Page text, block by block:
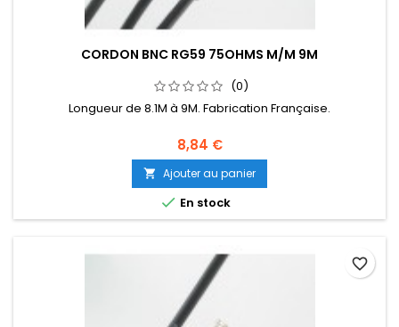
CORDON BNC RG59 75OHMS M/M 9M
(0)
Longueur de 8.1M à 9M. Fabrication Française.
8,84 €
 Ajouter au panier
 En stock
favorite_border